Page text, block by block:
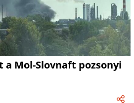
a Mol-Slovnaft pozsonyi